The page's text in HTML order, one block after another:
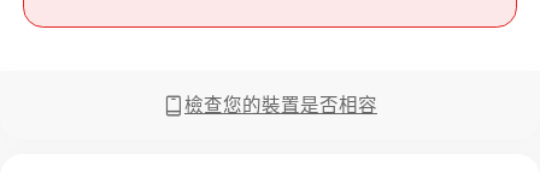
Billion
檢查您的裝置是否相容